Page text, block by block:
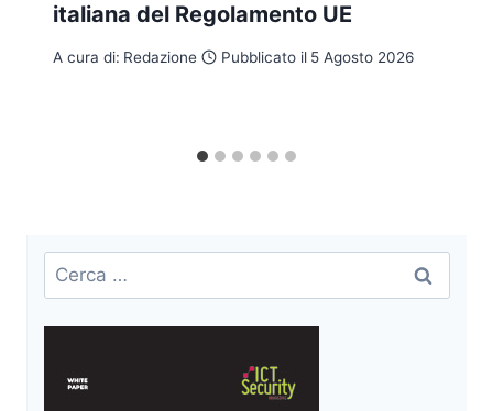
italiana del Regolamento UE
A cura di: Redazione Pubblicato il 5 Agosto 2026
Ricerca
per: